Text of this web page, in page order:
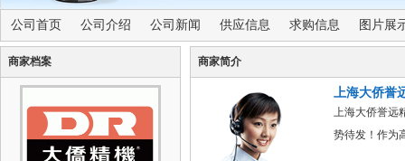
公司首页 公司介绍 公司新闻 供应信息 求购信息 图片展
商家档案 商家简介
上海大侨誉
上海大侨誉远
势待发！作为